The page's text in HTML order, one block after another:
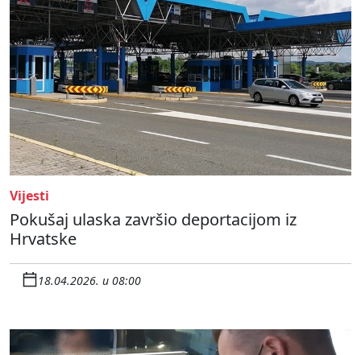
Vijesti
Pokušaj ulaska završio deportacijom iz
Hrvatske
18.04.2026. u 08:00